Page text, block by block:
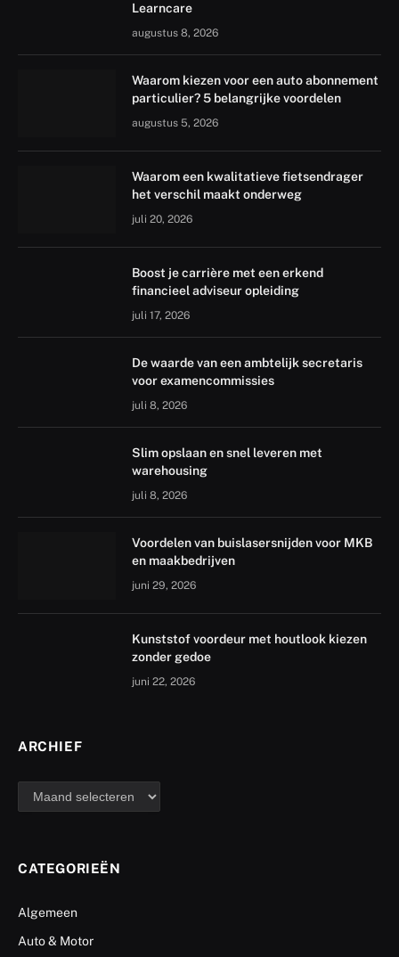
Learncare
augustus 8, 2026
Waarom kiezen voor een auto abonnement
particulier? 5 belangrijke voordelen
augustus 5, 2026
Waarom een kwalitatieve fietsendrager
het verschil maakt onderweg
juli 20, 2026
Boost je carrière met een erkend
financieel adviseur opleiding
juli 17, 2026
De waarde van een ambtelijk secretaris
voor examencommissies
juli 8, 2026
Slim opslaan en snel leveren met
warehousing
juli 8, 2026
Voordelen van buislasersnijden voor MKB
en maakbedrijven
juni 29, 2026
Kunststof voordeur met houtlook kiezen
zonder gedoe
juni 22, 2026
ARCHIEF
archief
CATEGORIEËN
Algemeen
Auto & Motor